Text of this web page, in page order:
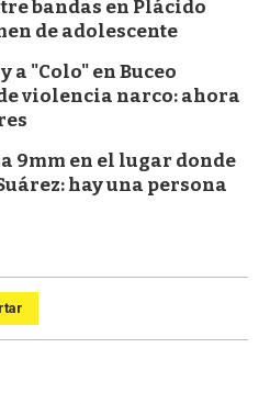
bandas en Plácido
de adolescente
a "Colo" en Buceo
violencia narco: ahora
9mm en el lugar donde
hay una persona